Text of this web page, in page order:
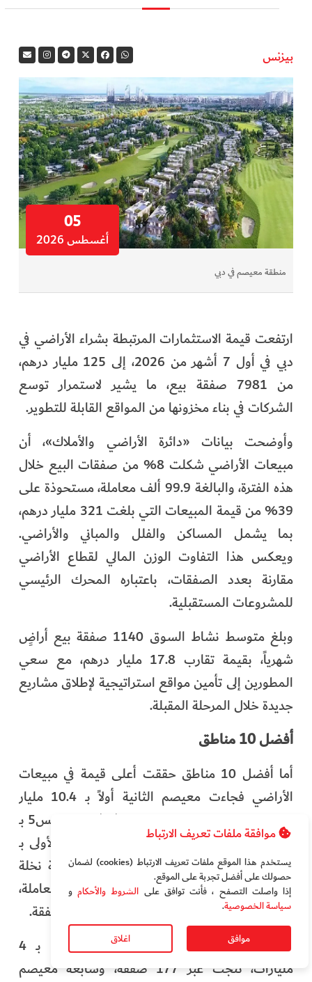
بيزنس
05
أغسطس 2026
منطقة معيصم في دبي
ارتفعت قيمة الاستثمارات المرتبطة بشراء الأراضي في
دبي في أول 7 أشهر من 2026، إلى 125 مليار درهم،
من 7981 صفقة بيع، ما يشير لاستمرار توسع
الشركات في بناء مخزونها من المواقع القابلة للتطوير.
وأوضحت بيانات «دائرة الأراضي والأملاك»، أن
مبيعات الأراضي شكلت 8% من صفقات البيع خلال
هذه الفترة، والبالغة 99.9 ألف معاملة، مستحوذة على
39% من قيمة المبيعات التي بلغت 321 مليار درهم،
بما يشمل المساكن والفلل والمباني والأراضي.
ويعكس هذا التفاوت الوزن المالي لقطاع الأراضي
مقارنة بعدد الصفقات، باعتباره المحرك الرئيسي
للمشروعات المستقبلية.
وبلغ متوسط نشاط السوق 1140 صفقة بيع أراضٍ
شهرياً، بقيمة تقارب 17.8 مليار درهم، مع سعي
المطورين إلى تأمين مواقع استراتيجية لإطلاق مشاريع
جديدة خلال المرحلة المقبلة.
أفضل 10 مناطق
أما أفضل 10 مناطق حققت أعلى قيمة في مبيعات
الأراضي فجاءت معيصم الثانية أولاً بـ 10.4 مليار
درهم، تمثلت عبر 544 صفقة بيع، ثم ثانية اليلايس5 بـ
7.14 مليار، جراء 907 صفقات، وثالثة الروية الأولى بـ
6.3 مليار، نتجت عن 3 صفقات كبرى، ورابعة نخلة
جبل علي بـ 5.7 مليار، نتجت عن 140 معاملة،
وخامسة أم سقيم الأولى بـ 4.6 مليار، جراء 30 صفقة.
ثم حلت اليلايس1 سادسة أفضل المناطق بـ 4
مليارات، نتجت عبر 177 صفقة، وسابعة معيصم
موافقة ملفات تعريف الارتباط
يستخدم هذا الموقع ملفات تعريف الارتباط (cookies) لضمان
حصولك على أفضل تجربة على الموقع‏.
إذا واصلت التصفح ، فأنت توافق على الشروط والأحكامو
سياسة الخصوصية.
موافق اغلاق